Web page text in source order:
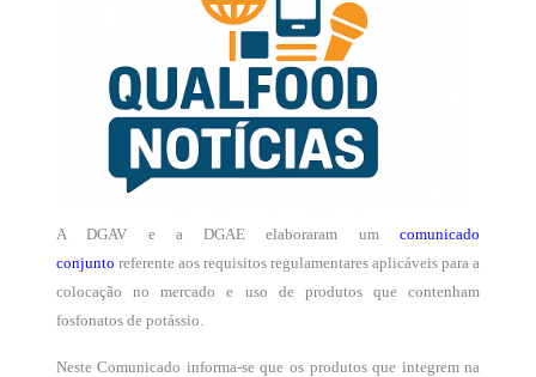
A DGAV e a DGAE elaboraram umcomunicado
conjunto referente aos requisitos regulamentares aplicáveis para a
colocação no mercado e uso de produtos que contenham
fosfonatos de potássio.
Neste Comunicado informa-se que os produtos que integrem na